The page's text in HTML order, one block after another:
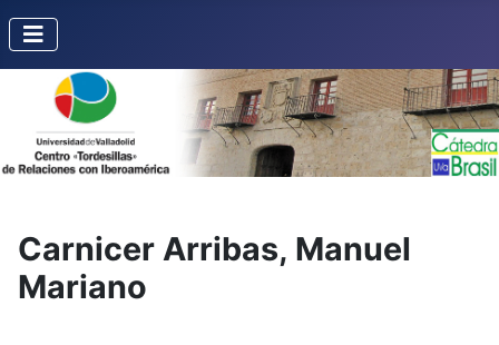
Carnicer Arribas, Manuel
Mariano